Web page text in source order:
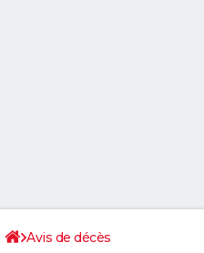
Avis de décès